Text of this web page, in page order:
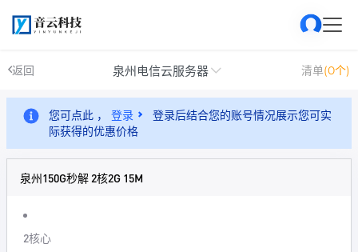
返回 泉州电信云服务器 清单(0个)
您可点此 ， 登录
登录后结合您的账号情况展示您可实
际获得的优惠价格
泉州150G秒解 2核2G 15M
2核心